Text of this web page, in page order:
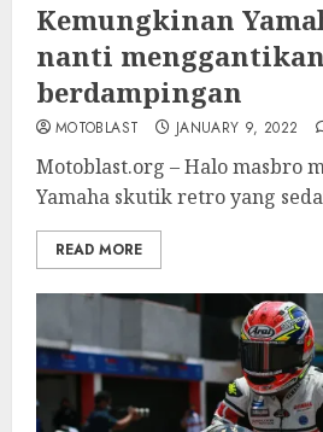
Kemungkinan
nanti
berdampingan
MOTOBLAST JANUARY 9, 2022
Motoblast.org – Halo masbro
Yamaha skutik retro yang
READ MORE